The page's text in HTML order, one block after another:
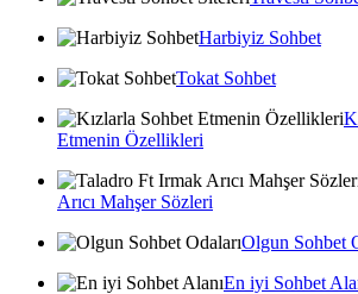
Harbiyiz Sohbet
Tokat Sohbet
Etmenin Özellikleri
Arıcı Mahşer Sözleri
Olgun Sohbet
En iyi Sohbet